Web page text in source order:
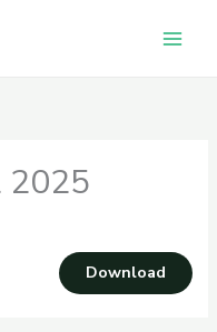
2025
Download